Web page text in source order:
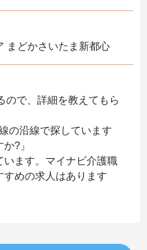
まどかさいたま新都心
ので、詳細を教えてもら
の沿線で探しています
?」
います。マイナビ介護職
めの求人はあります